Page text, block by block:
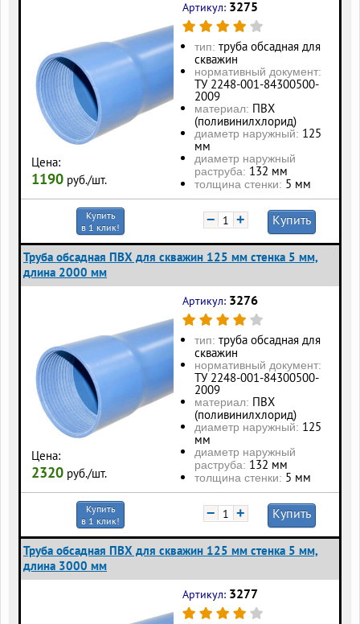
Цена:
1190 руб./шт.
Артикул: 3275
тип: труба обсадная для
скважин
нормативный документ:
ТУ 2248-001-84300500-
2009
материал: ПВХ
(поливинилхлорид)
диаметр наружный: 125
мм
диаметр наружный
раструба: 132 мм
толщина стенки: 5 мм
Купить
в 1 клик!
− + Купить
Труба обсадная ПВХ для скважин 125 мм стенка 5 мм,
длина 2000 мм
Цена:
2320 руб./шт.
Артикул: 3276
тип: труба обсадная для
скважин
нормативный документ:
ТУ 2248-001-84300500-
2009
материал: ПВХ
(поливинилхлорид)
диаметр наружный: 125
мм
диаметр наружный
раструба: 132 мм
толщина стенки: 5 мм
Купить
в 1 клик!
− + Купить
Труба обсадная ПВХ для скважин 125 мм стенка 5 мм,
длина 3000 мм
Артикул: 3277